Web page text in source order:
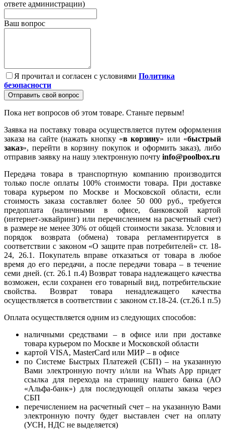
ответе администрации)
Ваш вопрос
Я прочитал и согласен с условиями Политика
безопасности
Отправить свой вопрос
Пока нет вопросов об этом товаре. Станьте первым!
Заявка на поставку товара осуществляется путем оформления
заказа на сайте (нажать кнопку «в корзину» или «быстрый
заказ», перейти в корзину покупок и оформить заказ), либо
отправив заявку на нашу электронную почту info@poolbox.ru
Передача товара в транспортную компанию производится
только после оплаты 100% стоимости товара. При доставке
товара курьером по Москве и Московской области, если
стоимость заказа составляет более 50 000 руб., требуется
предоплата (наличными в офисе, банковской картой
(интернет-эквайринг) или перечислением на расчетный счет)
в размере не менее 30% от общей стоимости заказа. Условия и
порядок возврата (обмена) товара регламентируется в
соответствии с законом «О защите прав потребителей» ст. 18-
24, 26.1. Покупатель вправе отказаться от товара в любое
время до его передачи, а после передачи товара – в течение
семи дней. (ст. 26.1 п.4) Возврат товара надлежащего качества
возможен, если сохранен его товарный вид, потребительские
свойства. Возврат товара ненадлежащего качества
осуществляется в соответствии с законом ст.18-24. (ст.26.1 п.5)
Оплата осуществляется одним из следующих способов:
наличными средствами – в офисе или при доставке
товара курьером по Москве и Московской области
картой VISA, MasterCard или МИР – в офисе
по Системе Быстрых Платежей (СБП) – на указанную
Вами электронную почту и/или на Whats App придет
ссылка для перехода на страницу нашего банка (АО
«Альфа-банк») для последующей оплаты заказа через
СБП
перечислением на расчетный счет – на указанную Вами
электронную почту будет выставлен счет на оплату
(УСН, НДС не выделяется)